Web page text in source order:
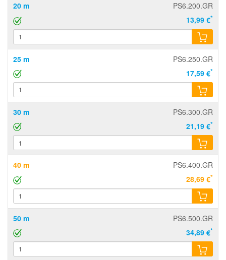
20 m
PS6.200.GR
13,99 €*
25 m
PS6.250.GR
17,59 €*
30 m
PS6.300.GR
21,19 €*
40 m
PS6.400.GR
28,69 €*
50 m
PS6.500.GR
34,89 €*